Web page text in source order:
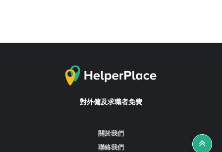
對外傭及求職者免費
關於我們
聯絡我們